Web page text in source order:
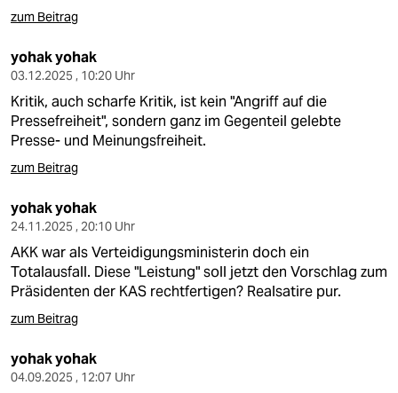
zum Beitrag
yohak yohak
03.12.2025 , 10:20 Uhr
Kritik, auch scharfe Kritik, ist kein "Angriff auf die
Pressefreiheit", sondern ganz im Gegenteil gelebte
Presse- und Meinungsfreiheit.
zum Beitrag
yohak yohak
24.11.2025 , 20:10 Uhr
AKK war als Verteidigungsministerin doch ein
Totalausfall. Diese "Leistung" soll jetzt den Vorschlag zum
Präsidenten der KAS rechtfertigen? Realsatire pur.
zum Beitrag
yohak yohak
04.09.2025 , 12:07 Uhr